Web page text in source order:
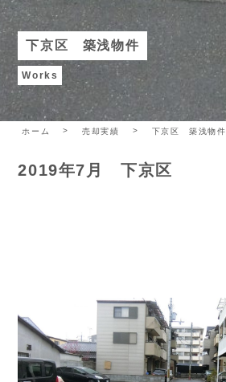
下京区 築浅物件
Works
ホーム 売却実績 下京区 築浅物件
2019年7月 下京区